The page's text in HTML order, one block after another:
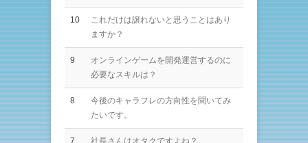
10
これだけは譲れないと思うことはあり
ますか？
9
オンラインゲームを開発運営するのに
必要なスキルは？
8
今後のキャラフレの方向性を聞いてみ
たいです。